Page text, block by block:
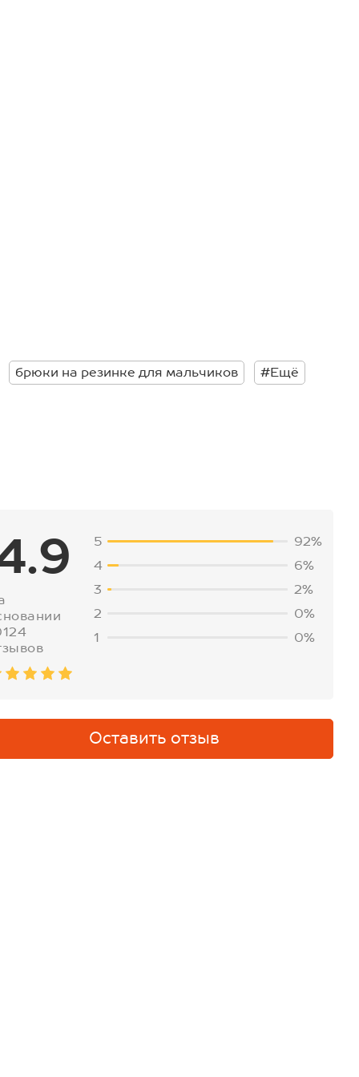
брюки на резинке для мальчиков #Ещё
5
92%
4
6%
3
2%
2
0%
1
0%
Оставить отзыв